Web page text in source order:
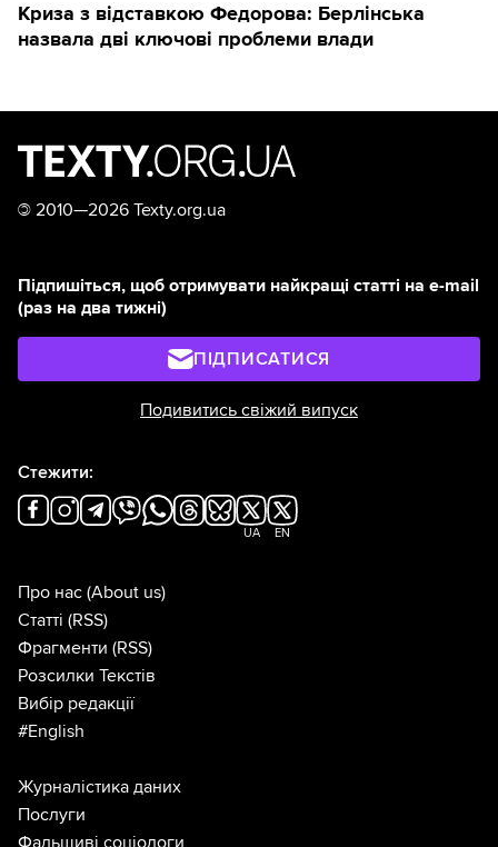
Криза з відставкою Федорова: Берлінська
назвала дві ключові проблеми влади
© 2010—2026 Texty.org.ua
Підпишіться, щоб отримувати найкращі статті на e-mail
(раз на два тижні)
ПІДПИСАТИСЯ
Подивитись свіжий випуск
Стежити:
UA EN
Про нас (About us)
Статті (RSS)
Фрагменти (RSS)
Розсилки Текстів
Вибір редакції
#English
Журналістика даних
Послуги